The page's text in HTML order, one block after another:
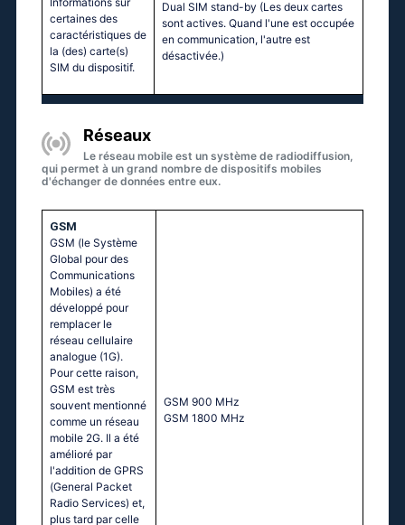
certaines des
caractéristiques de
la (des) carte(s)
SIM du dispositif.
Dual SIM stand-by (Les deux cartes
sont actives. Quand l'une est occupée
en communication, l'autre est
désactivée.)
Réseaux
Le réseau mobile est un système de radiodiffusion,
qui permet à un grand nombre de dispositifs mobiles
d'échanger de données entre eux.
GSM
GSM (le Système
Global pour des
Communications
Mobiles) a été
développé pour
remplacer le
réseau cellulaire
analogue (1G).
Pour cette raison,
GSM est très
souvent mentionné
comme un réseau
mobile 2G. Il a été
amélioré par
l'addition de GPRS
(General Packet
Radio Services) et,
plus tard par celle
GSМ 900 МНz
GSМ 1800 МНz